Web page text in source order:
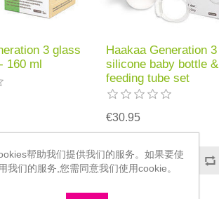
3 glass
160 ml
Haakaa Generation 3
silicone baby bottle &
feeding tube set
€30.95
帮助我们提供我们的服务。如果要使
用我们的服务,您需同意我们使用cookie。